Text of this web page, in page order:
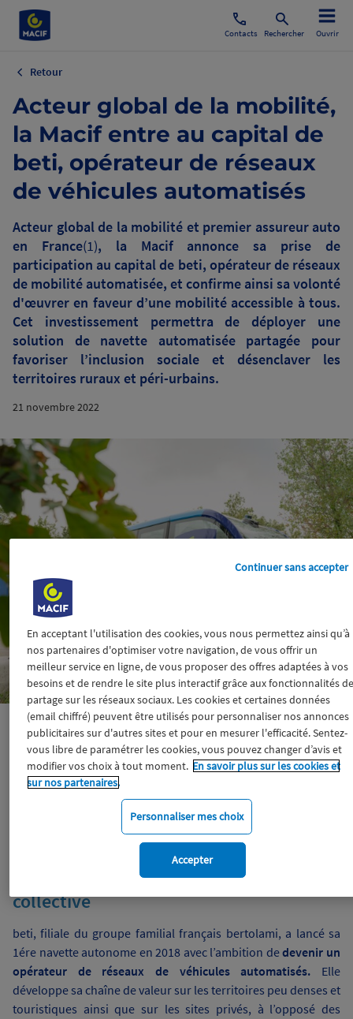
Contacts Rechercher Ouvrir
Retour
Acteur global de la mobilité,
la Macif entre au capital de
beti, opérateur de réseaux
de véhicules automatisés
Acteur global de la mobilité et premier assureur auto
en France(1), la Macif annonce sa prise de
participation au capital de beti, opérateur de réseaux
de mobilité automatisée, et confirme ainsi sa volonté
d'œuvrer en faveur d’une mobilité accessible à tous.
Cet investissement permettra de déployer une
solution de navette automatisée partagée pour
favoriser l’inclusion sociale et désenclaver les
territoires ruraux et péri-urbains.
21 novembre 2022
Mobilité Mobilité du futur
La Mobilité de demain sera autonome et
collective
beti, filiale du groupe familial français bertolami, a lancé sa
1ére navette autonome en 2018 avec l’ambition dedevenir un
opérateur de réseaux de véhicules automatisés. Elle
développe sa chaîne de valeur sur les territoires peu denses et
touristiques ainsi que sur les sites privés, à l’opposé des
En acceptant l'utilisation des cookies, vous nous permettez ainsi qu’à
nos partenaires d'optimiser votre navigation, de vous offrir un
meilleur service en ligne, de vous proposer des offres adaptées à vos
besoins et de rendre le site plus interactif grâce aux fonctionnalités
partage sur les réseaux sociaux. Les cookies et certaines données
(email chiffré) peuvent être utilisés pour personnaliser nos annonces
publicitaires sur d'autres sites et pour en mesurer l'efficacité. Sentez-
vous libre de paramétrer les cookies, vous pouvez changer d’avis et
modifier vos choix à tout moment. En savoir plus sur les cookies et
sur nos partenaires.
Personnaliser mes choix
Continuer sans accepter
Accepter